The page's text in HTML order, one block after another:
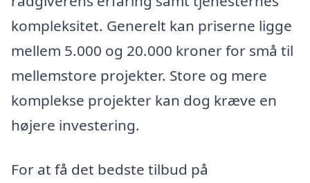
kompleksitet. Generelt kan priserne ligge
mellem 5.000 og 20.000 kroner for små til
mellemstore projekter. Store og mere
komplekse projekter kan dog kræve en
højere investering.
For at få det bedste tilbud på